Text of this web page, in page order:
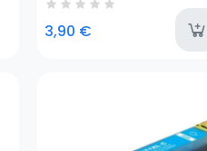
last-items
3,90 €